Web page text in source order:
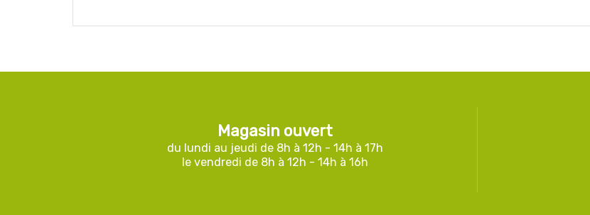
Magasin ouvert
du lundi au jeudi de 8h à 12h - 14h à 17h
le vendredi de 8h à 12h - 14h à 16h